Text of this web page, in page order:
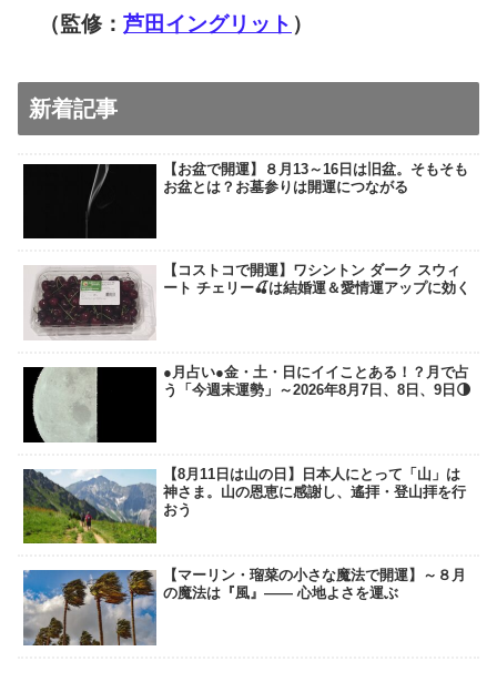
（監修： 芦田イングリット ）
新着記事
【お盆で開運】８月13～16日は旧盆。そもそも
お盆とは？お墓参りは開運につながる
【コストコで開運】ワシントン ダーク スウィ
ート チェリー🍒は結婚運＆愛情運アップに効く
●月占い●金・土・日にイイことある！？月で占
う「今週末運勢」～2026年8月7日、8日、9日🌗
【8月11日は山の日】日本人にとって「山」は
神さま。山の恩恵に感謝し、遙拝・登山拝を行
おう
【マーリン・瑠菜の小さな魔法で開運】～８月
の魔法は『風』―― 心地よさを運ぶ